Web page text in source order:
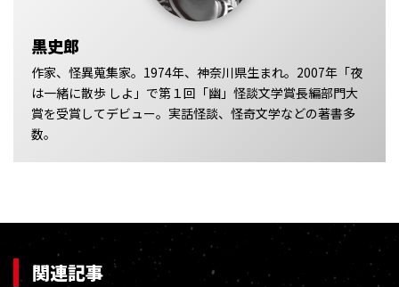
黒史郎
作家、怪異蒐集家。1974年、神奈川県生まれ。2007年「夜
は一緒に散歩 しよ」で第１回「幽」怪談文学賞長編部門大
賞を受賞してデビュー。実話怪談、怪奇文学などの著書多
数。
関連記事